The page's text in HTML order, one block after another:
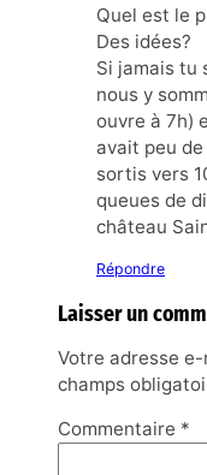
Quel est le
Des idées?
Si jamais tu
nous y
ouvre à 7h)
avait peu
sortis vers
queues de
château
Répondre
Laisser un
Votre adresse
champs
Commentaire *